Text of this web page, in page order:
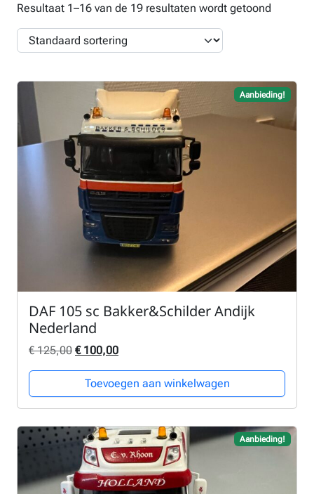
Resultaat 1–16 van de 19 resultaten wordt getoond
Aanbieding!
DAF 105 sc Bakker&Schilder Andijk
Nederland
€125,00 Oorspronkelijke prijs was: € 125,00.
€100,00Huidige prijs is: € 100,00.
Toevoegen aan winkelwagen
Aanbieding!